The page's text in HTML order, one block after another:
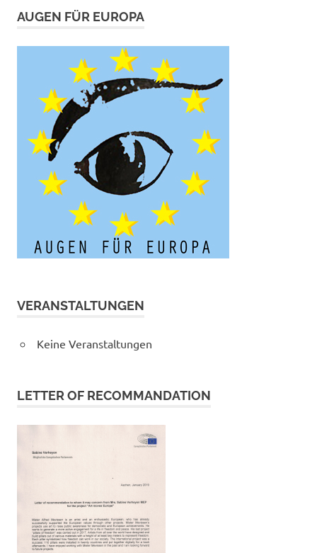
AUGEN FÜR EUROPA
VERANSTALTUNGEN
Keine Veranstaltungen
LETTER OF RECOMMANDATION